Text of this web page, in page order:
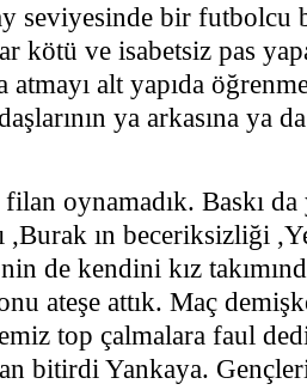
seviyesinde bir futbolcu
kötü ve isabetsiz pas
alt yapıda
ya arkasına ya
oynamadık. Baskı
,Burak ın beceriksizliği
de kendini kız
ateşe attık. Maç
top çalmalara faul
bitirdi Yankaya.